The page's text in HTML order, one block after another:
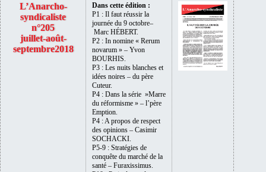
L’Anarcho-
syndicaliste
n°205
juillet-août-
septembre2018
Dans cette édition :
P1 : Il faut réussir la
journée du 9 octobre–
Marc HÉBERT.
P2 : In nomine « Rerum
novarum » – Yvon
BOURHIS.
P3 : Les nuits blanches et
idées noires – du père
Cuteur.
P4 : Dans la série »Marre
du réformisme » – l’père
Emption.
P4 : A propos de respect
des opinions – Casimir
SOCHACKI.
P5-9 : Stratégies de
conquête du marché de la
santé – Furaxissimus.